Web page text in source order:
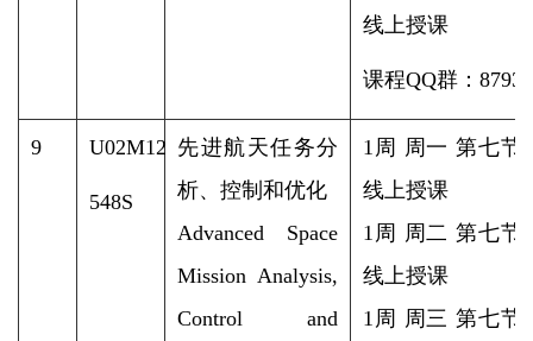
线上授课
课程QQ群：
9 U02M12
548S
先进航天任务分
析、控制和优化
Advanced Space
Mission Analysis,
Control and
1周 周一 第七节
线上授课
1周 周二 第七节
线上授课
1周 周三 第七节